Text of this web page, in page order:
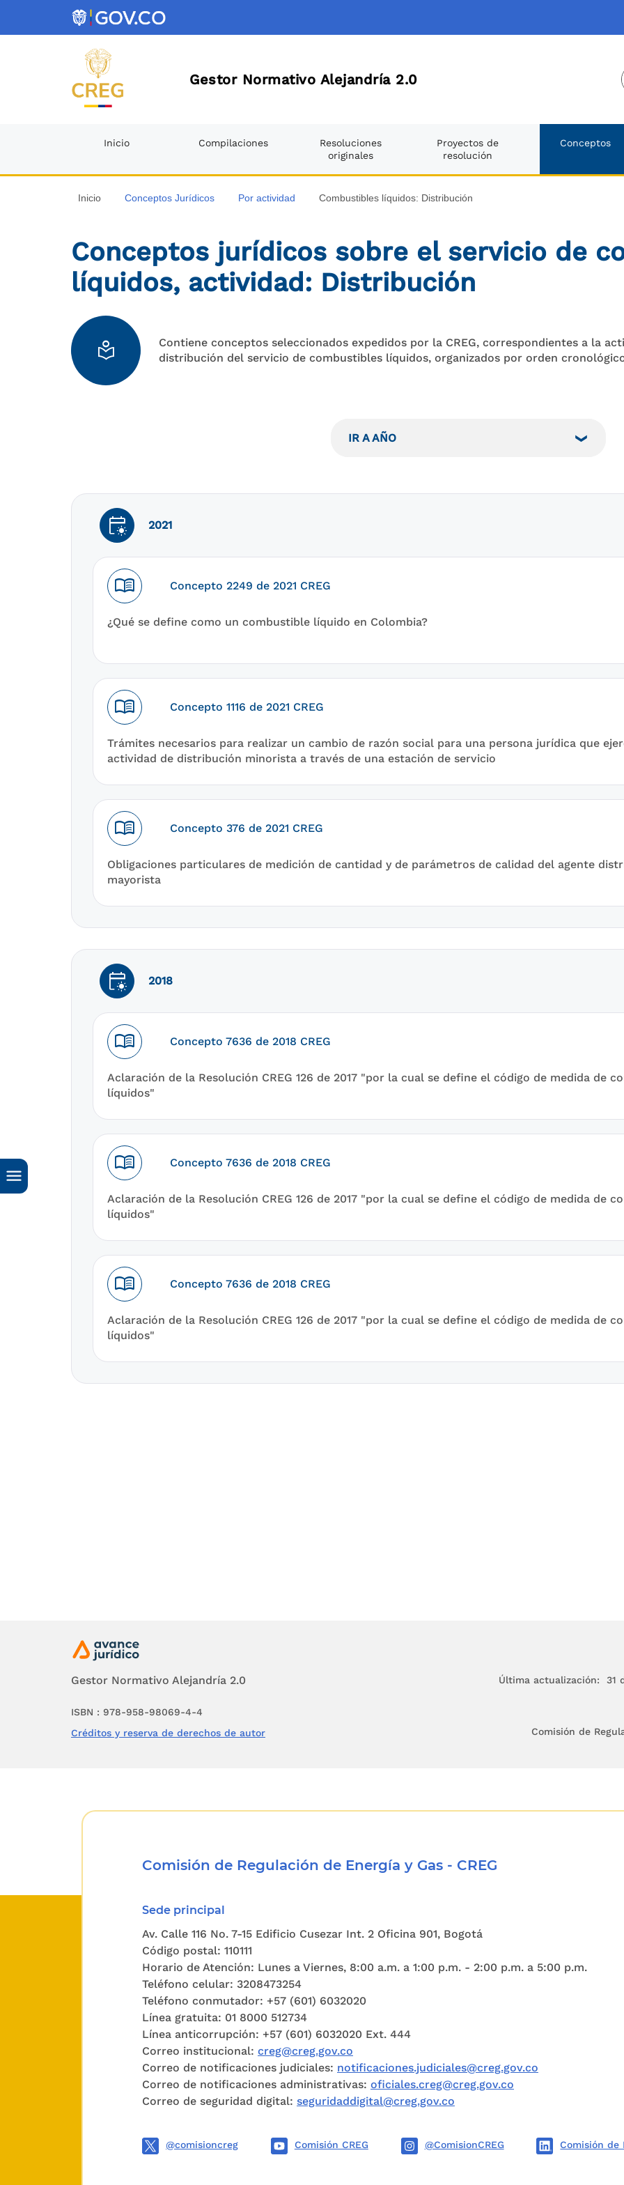
Gestor Normativo Alejandría 2.0
Inicio Compilaciones
Resoluciones
originales
Proyectos de
resolución
Conceptos
Inicio Conceptos Jurídicos Por actividad Combustibles líquidos: Distribución
local_library
Conceptos jurídicos sobre el servicio de
líquidos, actividad: Distribución
Contiene conceptos seleccionados expedidos por la CREG, correspondientes a la
distribución del servicio de combustibles líquidos, organizados por orden
IR A AÑO
early_on 2021
menu_book Concepto 2249 de 2021 CREG
¿Qué se define como un combustible líquido en Colombia?
menu_book Concepto 1116 de 2021 CREG
Trámites necesarios para realizar un cambio de razón social para una persona jurídica que
actividad de distribución minorista a través de una estación de servicio
menu_book Concepto 376 de 2021 CREG
Obligaciones particulares de medición de cantidad y de parámetros de calidad del agente
mayorista
early_on 2018
menu_book Concepto 7636 de 2018 CREG
Aclaración de la Resolución CREG 126 de 2017 "por la cual se define el código de medida de
líquidos"
menu_book Concepto 7636 de 2018 CREG
Aclaración de la Resolución CREG 126 de 2017 "por la cual se define el código de medida de
líquidos"
menu_book Concepto 7636 de 2018 CREG
Aclaración de la Resolución CREG 126 de 2017 "por la cual se define el código de medida de
líquidos"
Gestor Normativo Alejandría 2.0
ISBN : 978-958-98069-4-4
Última actualización: 31
Créditos y reserva de derechos de autor
Comisión de
Comisión de Regulación de Energía y Gas - CREG
Sede principal
Av. Calle 116 No. 7-15 Edificio Cusezar Int. 2 Oficina 901, Bogotá
Código postal: 110111
Horario de Atención: Lunes a Viernes, 8:00 a.m. a 1:00 p.m. - 2:00 p.m. a 5:00 p.m.
Teléfono celular: 3208473254
Teléfono conmutador: +57 (601) 6032020
Línea gratuita: 01 8000 512734
Línea anticorrupción: +57 (601) 6032020 Ext. 444
Correo institucional: creg@creg.gov.co
Correo de notificaciones judiciales: notificaciones.judiciales@creg.gov.co
Correo de notificaciones administrativas: oficiales.creg@creg.gov.co
Correo de seguridad digital: seguridaddigital@creg.gov.co
@comisioncreg Comisión CREG @ComisionCREG Comisión de